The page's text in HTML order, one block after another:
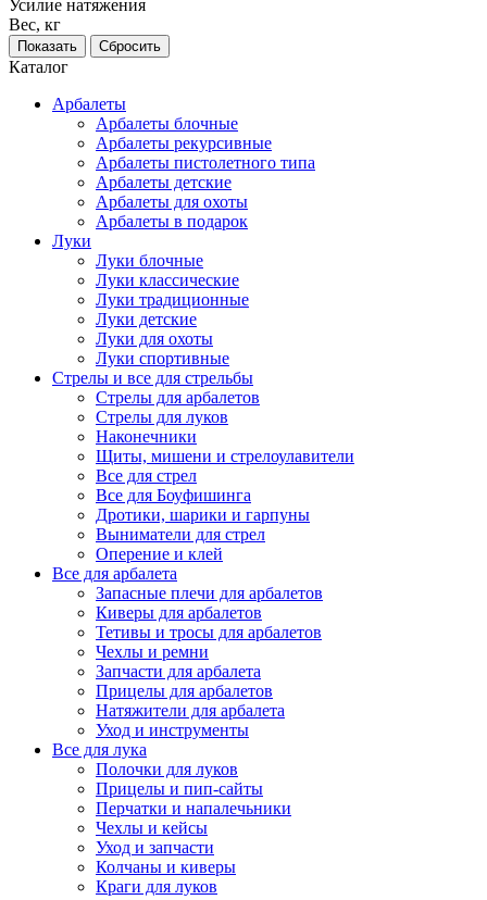
Усилие натяжения
Вес, кг
Каталог
Арбалеты
Арбалеты блочные
Арбалеты рекурсивные
Арбалеты пистолетного типа
Арбалеты детские
Арбалеты для охоты
Арбалеты в подарок
Луки
Луки блочные
Луки классические
Луки традиционные
Луки детские
Луки для охоты
Луки спортивные
Стрелы и все для стрельбы
Стрелы для арбалетов
Стрелы для луков
Наконечники
Щиты, мишени и стрелоулавители
Все для стрел
Все для Боуфишинга
Дротики, шарики и гарпуны
Выниматели для стрел
Оперение и клей
Все для арбалета
Запасные плечи для арбалетов
Киверы для арбалетов
Тетивы и тросы для арбалетов
Чехлы и ремни
Запчасти для арбалета
Прицелы для арбалетов
Натяжители для арбалета
Уход и инструменты
Все для лука
Полочки для луков
Прицелы и пип-сайты
Перчатки и напалечьники
Чехлы и кейсы
Уход и запчасти
Колчаны и киверы
Краги для луков